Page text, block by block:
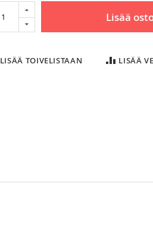
Lisää
LISÄÄ TOIVELISTAAN LISÄÄ